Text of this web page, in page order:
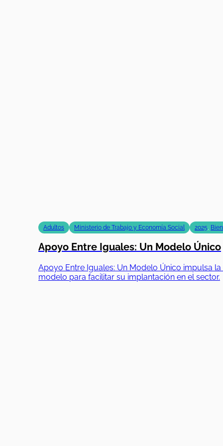
Adultos Ministerio de Trabajo y Economía Social 2025,
Apoyo Entre Iguales: Un Modelo Único
Apoyo Entre Iguales: Un Modelo Único impulsa
modelo para facilitar su implantación en el sector.